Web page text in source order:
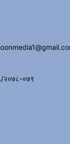
२०७८-०७९